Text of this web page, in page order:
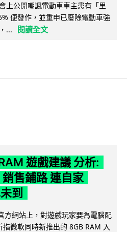
上公開嘲諷電動車車主患有「里
便發作，並重申已廢除電動車強
...
閱讀全文
遊戲建議 分析:
售鋪路 連自家
到
網站上，對遊戲玩家要為電腦配
微軟同時新推出的 8GB RAM 入